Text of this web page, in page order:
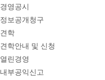
경영공시
정보공개청구
견학
견학안내 및 신청
열린경영
내부공익신고